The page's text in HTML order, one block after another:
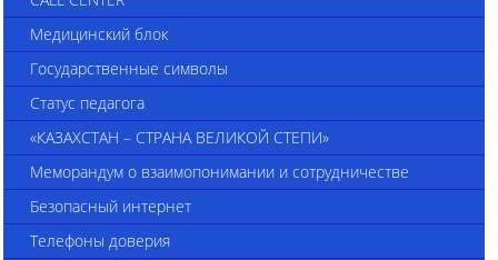
Медицинский блок
Государственные символы
Статус педагога
«КАЗАХСТАН – СТРАНА ВЕЛИКОЙ СТЕПИ»
Меморандум о взаимопонимании и сотрудничестве
Безопасный интернет
Телефоны доверия